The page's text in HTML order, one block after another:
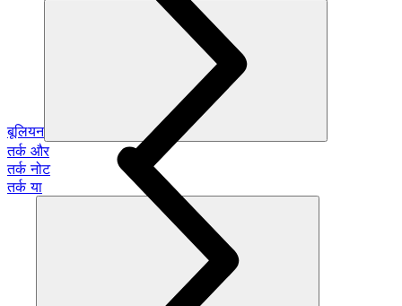
बूलियन
तर्क और
तर्क नोट
तर्क या